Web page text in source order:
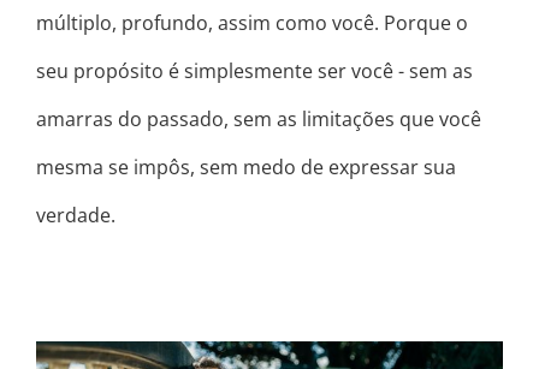
múltiplo, profundo, assim como você. Porque o
seu propósito é simplesmente ser você - sem as
amarras do passado, sem as limitações que você
mesma se impôs, sem medo de expressar sua
verdade.